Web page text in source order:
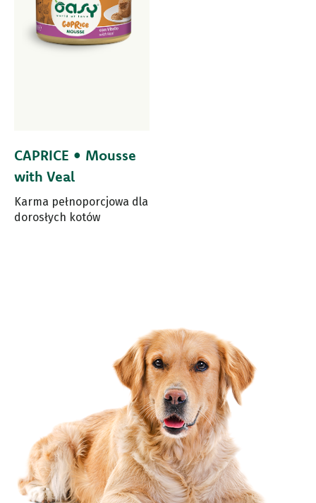
CAPRICE • Mousse
with Veal
Karma pełnoporcjowa dla
dorosłych kotów